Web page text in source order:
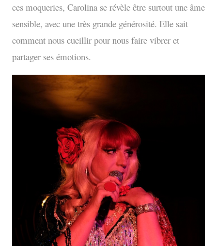
ces moqueries, Carolina se révèle être surtout une âme
sensible, avec une très grande générosité. Elle sait
comment nous cueillir pour nous faire vibrer et
partager ses émotions.